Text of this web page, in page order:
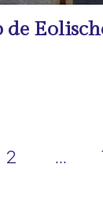
de
2 …